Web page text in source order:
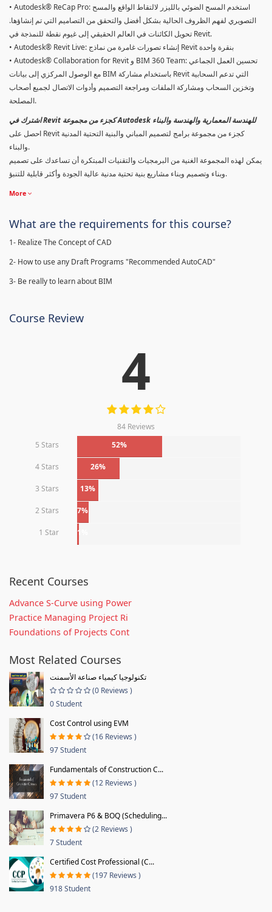
• Autodesk® ReCap Pro: استخدم المسح الضوئي بالليزر لالتقاط الواقع والمسح
التصويري لفهم الظروف الحالية بشكل أفضل والتحقق من التصاميم التي تم إنشاؤها.
تحويل الكائنات في العالم الحقيقي إلى غيوم نقطة للنمذجة في Revit.
• Autodesk® Revit Live: إنشاء تصورات غامرة من نماذج Revit بنقرة واحدة
• Autodesk® Collaboration for Revit و BIM 360 Team: تحسين العمل الجماعي
مع الوصول المركزي إلى بيانات BIM باستخدام مشاركة Revit التي تدعم السحابية
وتخزين السحاب ومشاركة الملفات ومراجعة التصميم وأدوات الاتصال لجميع أصحاب
المصلحة.
اشترك في Revit كجزء من مجموعة Autodesk للهندسة المعمارية والهندسة والبناء
احصل على Revit كجزء من مجموعة برامج لتصميم المباني والبنية التحتية المدنية
والبناء.
يمكن لهذه المجموعة الغنية من البرمجيات والتقنيات المبتكرة أن تساعدك على تصميم
وبناء وتصميم وبناء مشاريع بنية تحتية مدنية عالية الجودة وأكثر قابلية للتنبؤ.
More
What are the requirements for this course?
1- Realize The Concept of CAD
2- How to use any Draft Programs "Recommended AutoCAD"
3- Be really to learn about BIM
Course Review
4
84 Reviews
5 Stars
52%
4 Stars 26%
3 Stars 13%
2 Stars 7%
1 Star 1%
Recent Courses
Advance S-Curve using Power
Practice Managing Project Ri
Foundations of Projects Cont
Most Related Courses
تكنولوجيا كيمياء صناعة الأسمنت
(0 Reviews )
0 Student
Cost Control using EVM
(16 Reviews )
97 Student
Fundamentals of Construction C...
(12 Reviews )
97 Student
Primavera P6 & BOQ (Scheduling...
(2 Reviews )
7 Student
Certified Cost Professional (C...
(197 Reviews )
918 Student